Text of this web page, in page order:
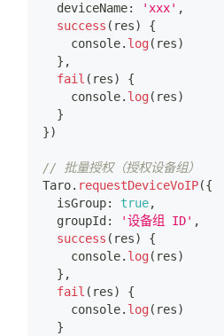
  deviceName
: 'xxx' ,
success ( res)
{
console. log( res)
} ,
fail ( res)
{
console. log( res)
}
})
// 批量授权（授权设备组）
Taro. requestDeviceVoIP({
  isGroup
: true,
  groupId
: '设备组 ID' ,
success ( res)
{
console. log( res)
} ,
fail ( res)
{
console. log( res)
}